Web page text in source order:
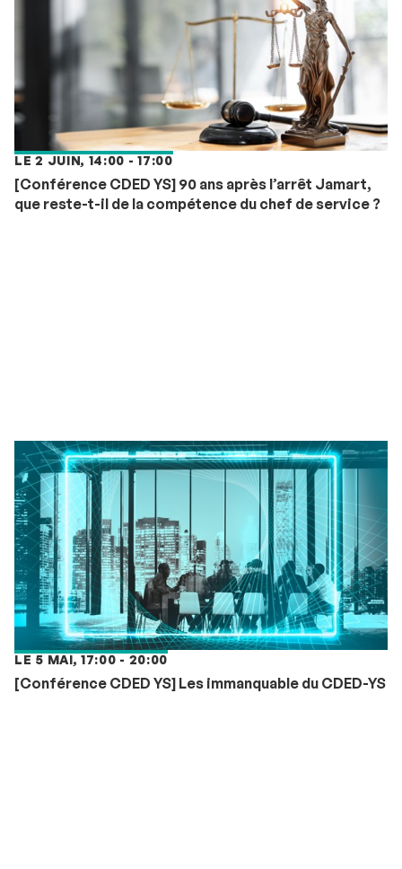
LE 2 JUIN, 14:00 - 17:00
[Conférence CDED YS] 90 ans après l’arrêt Jamart,
que reste-t-il de la compétence du chef de service ?
LE 5 MAI, 17:00 - 20:00
[Conférence CDED YS] Les immanquable du CDED-YS